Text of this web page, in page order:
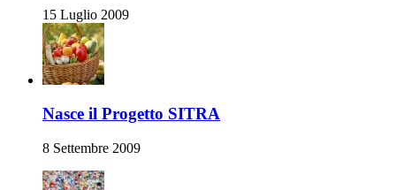
15 Luglio 2009
Nasce il Progetto SITRA
8 Settembre 2009